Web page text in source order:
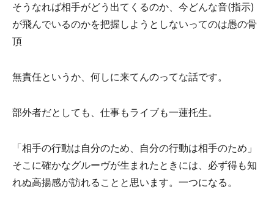
そうなれば相手がどう出てくるのか、今どんな音(指示)
が飛んでいるのかを把握しようとしないってのは愚の骨
頂
無責任というか、何しに来てんのってな話です。
部外者だとしても、仕事もライブも一蓮托生。
「相手の行動は自分のため、自分の行動は相手のため」
そこに確かなグルーヴが生まれたときには、必ず得も知
れぬ高揚感が訪れることと思います。一つになる。